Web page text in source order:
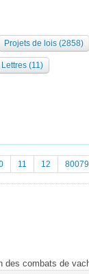
Projets de lois (2858)
Lettres (11)
11 12 80079
des combats de